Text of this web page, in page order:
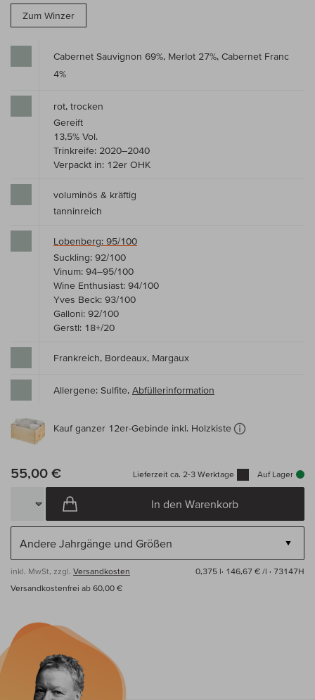
Zum Winzer
Cabernet Sauvignon 69%, Merlot 27%, Cabernet Franc
4%
rot, trocken
Gereift
13,5% Vol.
Trinkreife: 2020–2040
Verpackt in: 12er OHK
voluminös & kräftig
tanninreich
Lobenberg: 95/100
Suckling: 92/100
Vinum: 94–95/100
Wine Enthusiast: 94/100
Yves Beck: 93/100
Galloni: 92/100
Gerstl: 18+/20
Frankreich, Bordeaux, Margaux
Allergene: Sulfite, Abfüllerinformation
Kauf ganzer 12er-Gebinde inkl. Holzkiste
55,00 € Lieferzeit ca. 2-3 Werktage Auf Lager
In den Warenkorb
inkl. MwSt, zzgl. Versandkosten 0,375 l· 146,67 € /l · 73147H
Versandkostenfrei ab 60,00 €